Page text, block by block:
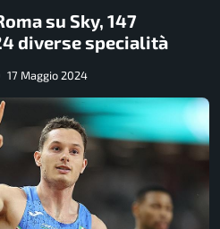
su Sky, 147
diverse specialità
17 Maggio 2024